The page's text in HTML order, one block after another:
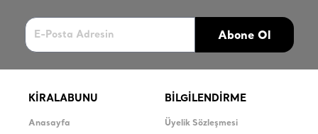
Abone Ol
KİRALABUNU
Anasayfa
BİLGİLENDİRME
Üyelik Sözleşmesi